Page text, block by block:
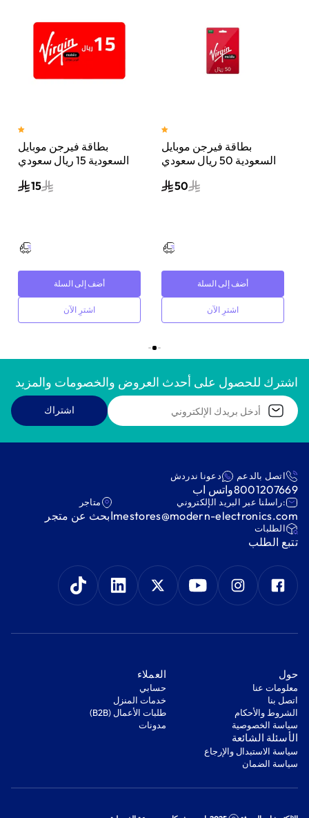
بطاقة فيرجن موبايل
السعودية 15 ريال سعودي
الإلكتروني أحمر/أبيض
15
أضف إلى السلة
اشترِ الآن
بطاقة فيرجن موبايل
السعودية 50 ريال سعودي
الإلكتروني أحمر/أبيض
50
أضف إلى السلة
اشترِ الآن
اشترك للحصول على أحدث العروض والخصومات والمزيد
اشتراك
اتصل بالدعم
8001207669
دعونا ندردش
واتس اب
:راسلنا عبر البريد الإلكتروني
mestores@modern-electronics.com
متاجر
ابحث عن متجر
‫الطلبات‬
‫تتبع الطلب‬
‫حول‬
معلومات عنا
اتصل بنا
‫الشروط والأحكام‬
‫سياسة الخصوصية‬
‫العملاء‬
‫حسابي‬
‫خدمات المنزل‬
‫طلبات الأعمال (B2B)‬
مدونات
‫الأسئلة الشائعة‬
‫سياسة الاستبدال والإرجاع‬
‫سياسة الضمان‬